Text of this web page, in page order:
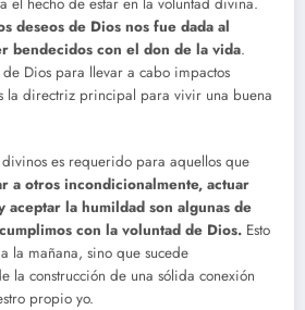
deseos de Dios nos fue dada al
bendecidos con el don de la vida.
Dios para llevar a cabo impactos
la directriz principal para vivir una buena
es requerido para aquellos que
a otros incondicionalmente, actuar
la humildad son algunas de
con la voluntad de Dios. Esto
la mañana, sino que sucede
la construcción de una sólida conexión
propio yo.